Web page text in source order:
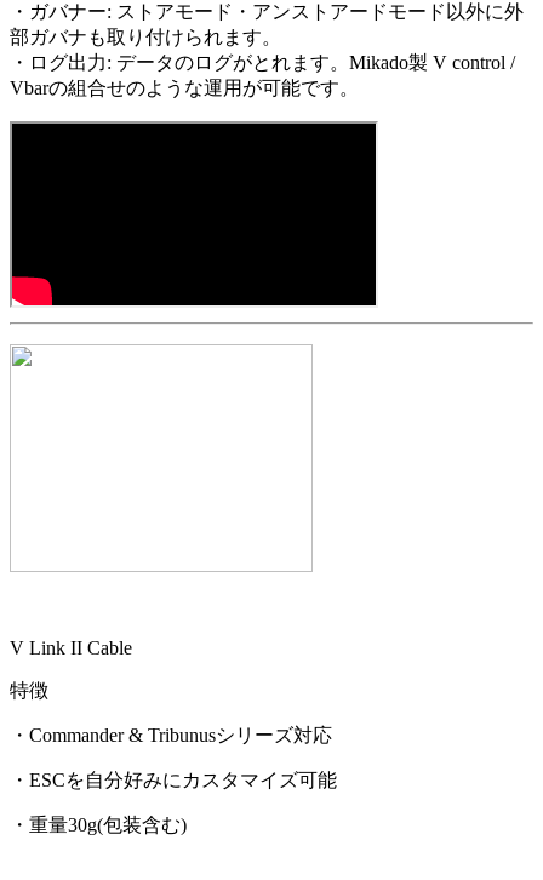
・ガバナー: ストアモード・ アンストアードモード以外に外
部ガバナも取り付けられます。
・ログ出力: データのログがとれます。Mikado製 V control /
Vbarの組合せのような運用が可能です。
V Link II Cable
特徴
・Commander & Tribunusシリーズ対応
・ESCを自分好みにカスタマイズ可能
・重量30g(包装含む)